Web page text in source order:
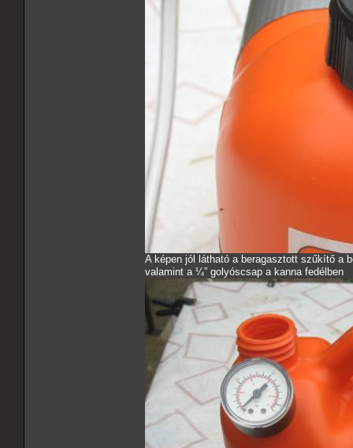
A képen jól látható a beragasztott szűkítő a
valamint a ¼” golyóscsap a kanna fedélben